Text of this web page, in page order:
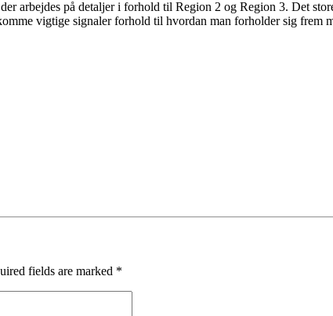
arbejdes på detaljer i forhold til Region 2 og Region 3. Det
vigtige signaler forhold til hvordan man forholder sig
fields are marked *